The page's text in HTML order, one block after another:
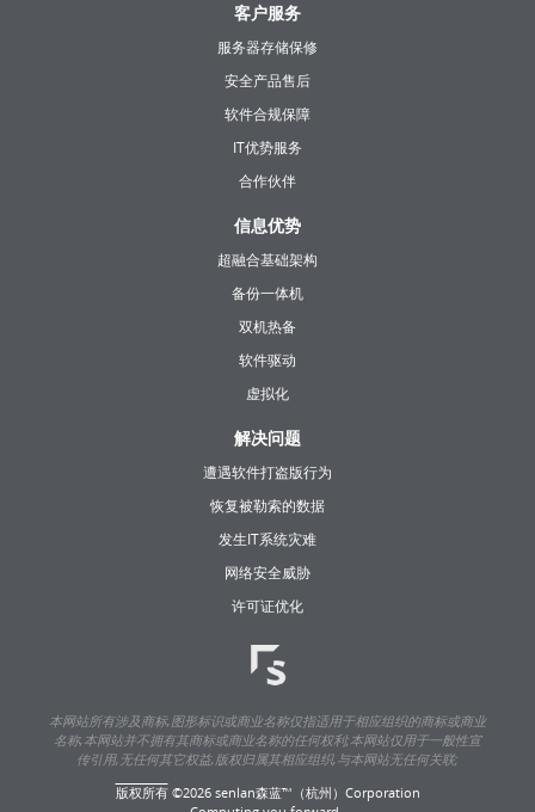
客户服务
服务器存储保修
安全产品售后
软件合规保障
IT优势服务
合作伙伴
信息优势
超融合基础架构
备份一体机
双机热备
软件驱动
虚拟化
解决问题
遭遇软件打盗版行为
恢复被勒索的数据
发生IT系统灾难
网络安全威胁
许可证优化
本网站所有涉及商标,图形标识或商业名称仅指适用于相应组织的商标或商业
名称,本网站并不拥有其商标或商业名称的任何权利;本网站仅用于一般性宣
传引用,无任何其它权益,版权归属其相应组织,与本网站无任何关联;
版权所有©2026 senlan森蓝™（杭州）Corporation